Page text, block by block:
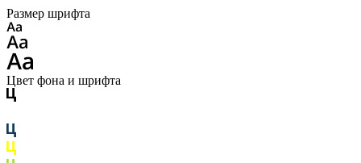
Размер шрифта
Цвет фона и шрифта